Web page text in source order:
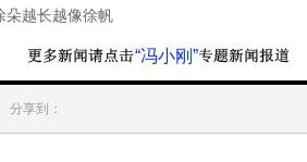
朵越长越像徐帆
“冯小刚”
分享到：